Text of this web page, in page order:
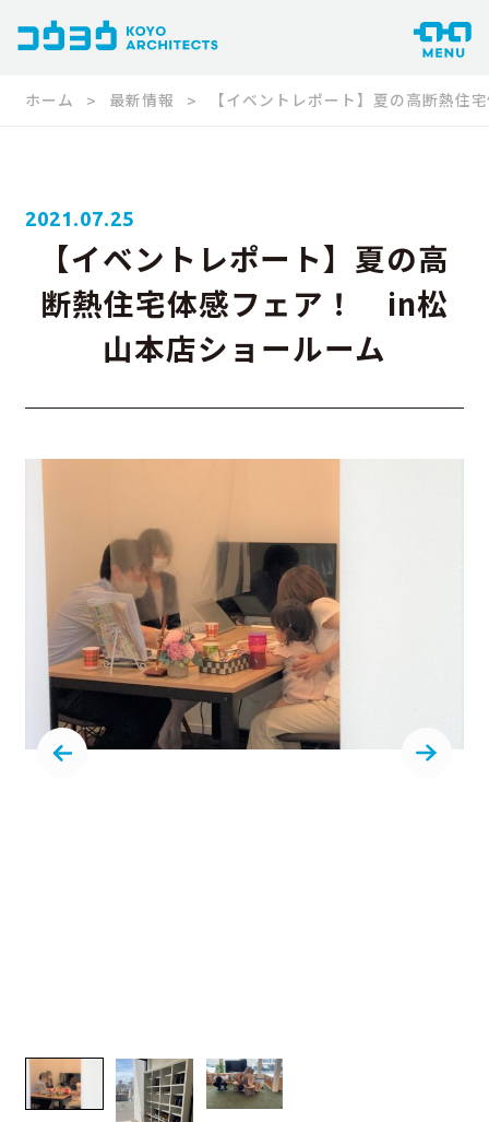
ホーム 最新情報 【イベントレポート】夏の高断熱
【イベントレポート】夏の高
断熱住宅体感フェア！ in松
山本店ショールーム
2021.07.25